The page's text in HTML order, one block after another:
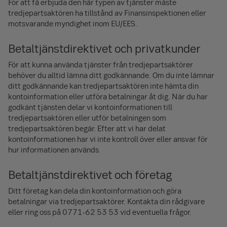
För att få erbjuda den här typen av tjänster måste
tredjepartsaktören ha tillstånd av Finansinspektionen eller
motsvarande myndighet inom EU/EES.
Betaltjänstdirektivet och privatkunder
För att kunna använda tjänster från tredjepartsaktörer
behöver du alltid lämna ditt godkännande. Om du inte lämnar
ditt godkännande kan tredjepartsaktören inte hämta din
kontoinformation eller utföra betalningar åt dig. När du har
godkänt tjänsten delar vi kontoinformationen till
tredjepartsaktören eller utför betalningen som
tredjepartsaktören begär. Efter att vi har delat
kontoinformationen har vi inte kontroll över eller ansvar för
hur informationen används.
Betaltjänstdirektivet och företag
Ditt företag kan dela din kontoinformation och göra
betalningar via tredjeparts­aktörer. Kontakta din rådgivare
eller ring oss på 0771-62 53 53 vid eventuella frågor.